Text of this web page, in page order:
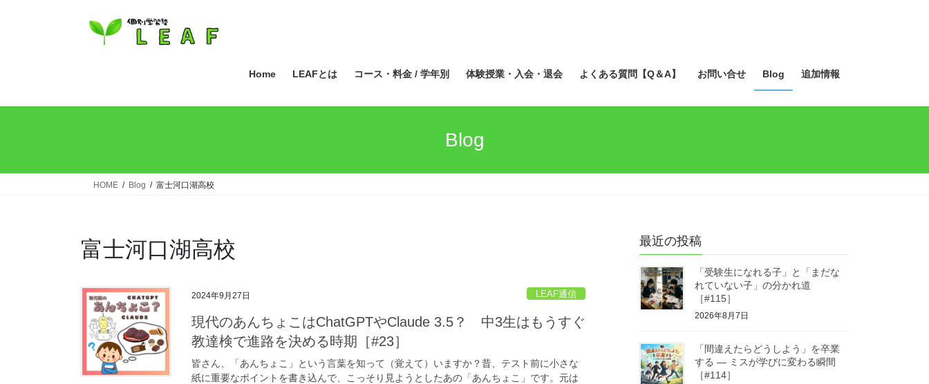
ス
ン
Home LEAFとは コース・料金 / 学年別 体験授業・入会・退会 よくある質問【Q＆A】 お問い合せ Blog 追加情報
Blog
HOME Blog 富士河口湖高校
富士河口湖高校
2024年9月27日 LEAF通信
現代のあんちょこはChatGPTやClaude 3.5？ 中3生はもうすぐ
教達検で進路を決める時期［#23］
皆さん、「あんちょこ」という言葉を知って（覚えて）いますか？昔、テスト前に小さな
紙に重要なポイントを書き込んで、こっそり見ようとしたあの「あんちょこ」です。元は
最近の投稿
「受験生になれる子」と「まだな
れていない子」の分かれ道
［#115］
2026年8月7日
「間違えたらどうしよう」を卒業
する ― ミスが学びに変わる瞬間
［#114］